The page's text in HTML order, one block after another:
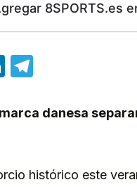
8SPORTS.es
LinkedIn
danesa
histórico este